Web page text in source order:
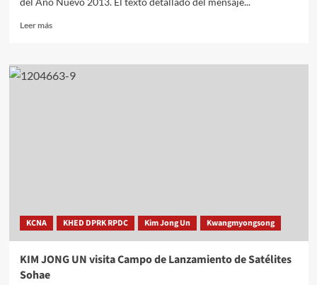
Leer másLeer
Mensaje
de
KCNA KHED DPRK RPDC Kim Jong Un Kwangmyongsong
KIM JONG UN visita Campo de Lanzamiento de Satélites
Sohae